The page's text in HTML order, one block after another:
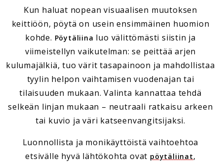
Kun haluat nopean visuaalisen muutoksen
keittiöön, pöytä on usein ensimmäinen huomion
kohde. Pöytäliina luo välittömästi siistin ja
viimeistellyn vaikutelman: se peittää arjen
kulumajälkiä, tuo värit tasapainoon ja mahdollistaa
tyylin helpon vaihtamisen vuodenajan tai
tilaisuuden mukaan. Valinta kannattaa tehdä
selkeän linjan mukaan – neutraali ratkaisu arkeen
tai kuvio ja väri katseenvangitsijaksi.
Luonnollista ja monikäyttöistä vaihtoehtoa
etsivälle hyvä lähtökohta ovat pöytäliinat,